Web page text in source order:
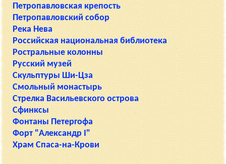
Петропавловская крепость
Петропавловский собор
Река Нева
Российская национальная библиотека
Ростральные колонны
Русский музей
Скульптуры Ши-Цза
Смольный монастырь
Стрелка Васильевского острова
Сфинксы
Фонтаны Петергофа
Форт "Александр I"
Храм Спаса-на-Крови